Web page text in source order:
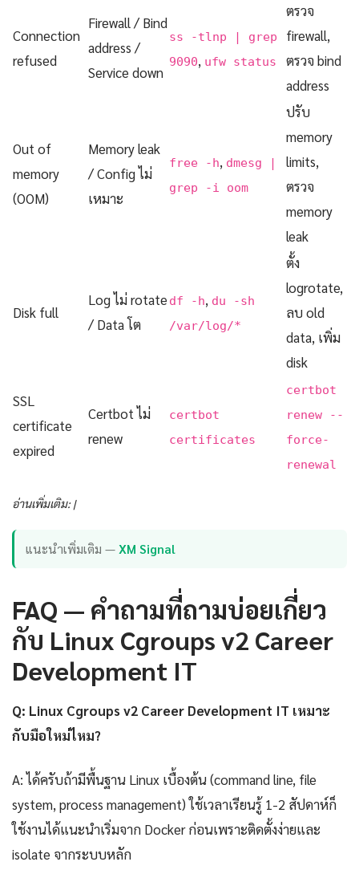
Connection
refused
Firewall / Bind
address /
Service down
ss -tlnp | grep
9090, ufw status
ตรวจ
firewall,
ตรวจ bind
address
Out of
memory
(OOM)
Memory leak
/ Config ไม่
เหมาะ
free -h, dmesg |
grep -i oom
ปรับ
memory
limits,
ตรวจ
memory
leak
Disk full
Log ไม่ rotate
/ Data โต
df -h, du -sh
/var/log/*
ตั้ง
logrotate,
ลบ old
data, เพิ่ม
disk
SSL
certificate
expired
Certbot ไม่
renew
certbot
certificates
certbot
renew --
force-
renewal
อ่านเพิ่มเติม: |
แนะนำเพิ่มเติม —XM Signal
FAQ — คำถามที่ถามบ่อยเกี่ยว
กับ Linux Cgroups v2 Career
Development IT
Q: Linux Cgroups v2 Career Development IT เหมาะ
กับมือใหม่ไหม?
A: ได้ครับถ้ามีพื้นฐาน Linux เบื้องต้น (command line, file
system, process management) ใช้เวลาเรียนรู้ 1-2 สัปดาห์ก็
ใช้งานได้แนะนำเริ่มจาก Docker ก่อนเพราะติดตั้งง่ายและ
isolate จากระบบหลัก